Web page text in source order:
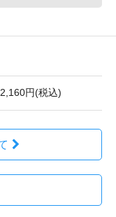
2,160円(税込)